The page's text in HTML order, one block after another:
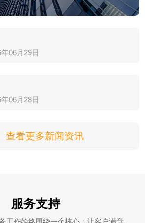
年06月29日
年06月28日
查看更多新闻资讯
服务支持
工作始终围绕一个核心：让客户满意。